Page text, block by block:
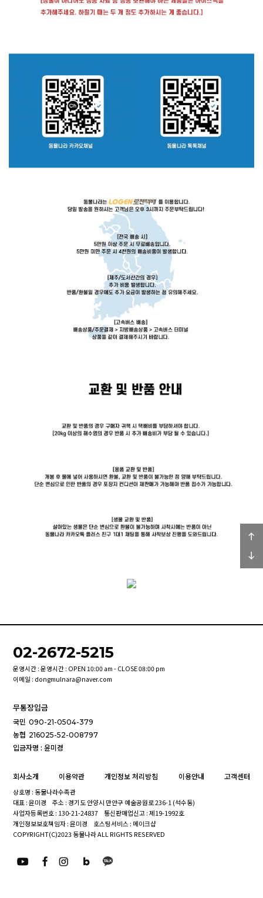
02-2672-5215
운영시간 : 운영시간 : OPEN 10:00 am - CLOSE 08:00 pm
이메일 : dongmulnara@naver.com
무통장입금
국민 090-21-0504-379
농협 216025-52-008797
입금자명 : 윤미경
회사소개 이용약관 개인정보 처리방침 이용안내 고객센터
상호명 : 동물나라수족관
대표 : 윤미경
주소 : 경기도 안양시 만안구 예술공원로 236-1 (석수동)
사업자등록번호 : 130-21-24837
통신판매업신고 : 제19-1992호
개인정보보호책임자 : 윤미경
호스팅서비스 : 메이크샵
COPYRIGHT(C)2023 동물나라 ALL RIGHTS RESERVED